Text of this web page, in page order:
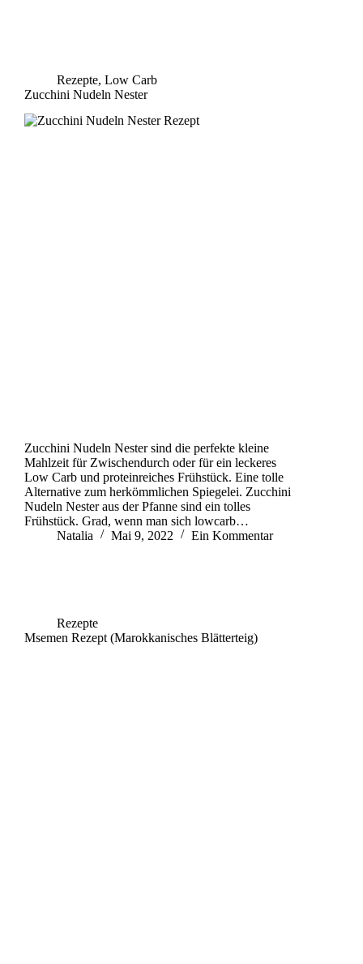
Rezepte, Low Carb
Zucchini Nudeln Nester
Zucchini Nudeln Nester sind die perfekte kleine
Mahlzeit für Zwischendurch oder für ein leckeres
Low Carb und proteinreiches Frühstück. Eine tolle
Alternative zum herkömmlichen Spiegelei. Zucchini
Nudeln Nester aus der Pfanne sind ein tolles
Frühstück. Grad, wenn man sich lowcarb…
Natalia
Mai 9, 2022 Ein Kommentar
Rezepte
Msemen Rezept (Marokkanisches Blätterteig)